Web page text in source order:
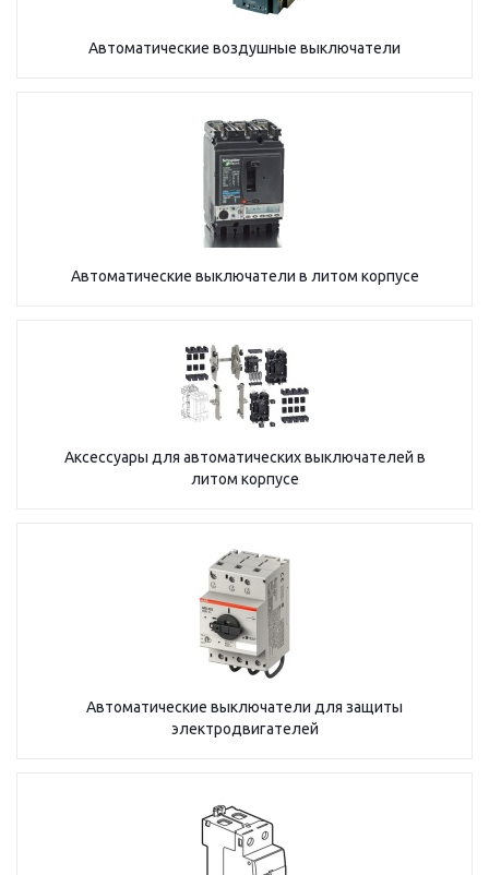
Автоматические воздушные выключатели
Автоматические выключатели в литом корпусе
Аксессуары для автоматических выключателей в
литом корпусе
Автоматические выключатели для защиты
электродвигателей